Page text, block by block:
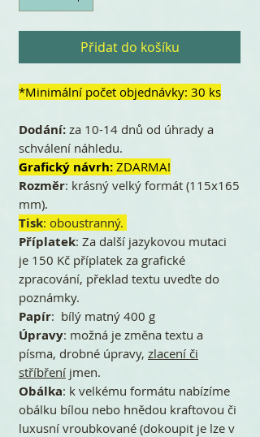
Přidat do košíku
*Minimální počet objednávky: 30 ks
Dodání: za 10-14 dnů od úhrady a
schválení náhledu.
Grafický návrh: ZDARMA!
Rozměr: krásný velký formát (115x165
mm).
Tisk: oboustranný.
Příplatek: Za další jazykovou mutaci
je 150 Kč příplatek za grafické
zpracování, překlad textu uveďte do
poznámky.
Papír: bílý matný 400 g
Úpravy: možná je změna textu a
písma, drobné úpravy, zlacení či
stříbření jmen.
Obálka: k velkému formátu nabízíme
obálku bílou nebo hnědou kraftovou či
luxusní vroubkované (dokoupit je lze v